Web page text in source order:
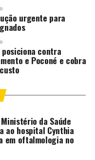
orientou o
a não deixar o e-mail
bancárias salvo no
o criminoso consiga
ter acesso à conta
os limites diários e
Pix, pagamentos de
bancárias.
o prejuízo não será
urgente para
posiciona contra
e Poconé e cobra
da Saúde
ao hospital Cynthia
em oftalmologia no